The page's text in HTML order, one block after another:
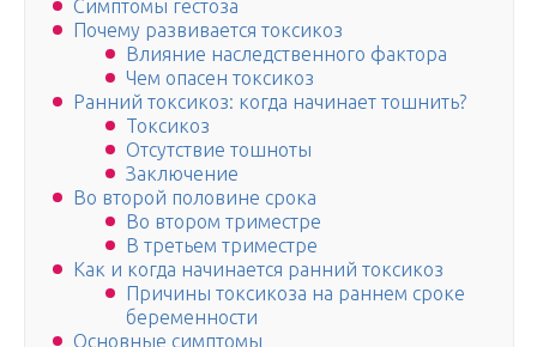
Симптомы гестоза
Почему развивается токсикоз
Влияние наследственного фактора
Чем опасен токсикоз
Ранний токсикоз: когда начинает тошнить?
Токсикоз
Отсутствие тошноты
Заключение
Во второй половине срока
Во втором триместре
В третьем триместре
Как и когда начинается ранний токсикоз
Причины токсикоза на раннем сроке
беременности
Основные симптомы